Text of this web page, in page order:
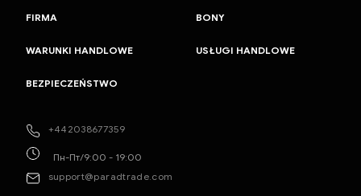
+442038677359
Пн-Пт/9:00 - 19:00
support@paradtrade.com
FIRMA BONY
WARUNKI HANDLOWE USŁUGI HANDLOWE
BEZPIECZEŃSTWO